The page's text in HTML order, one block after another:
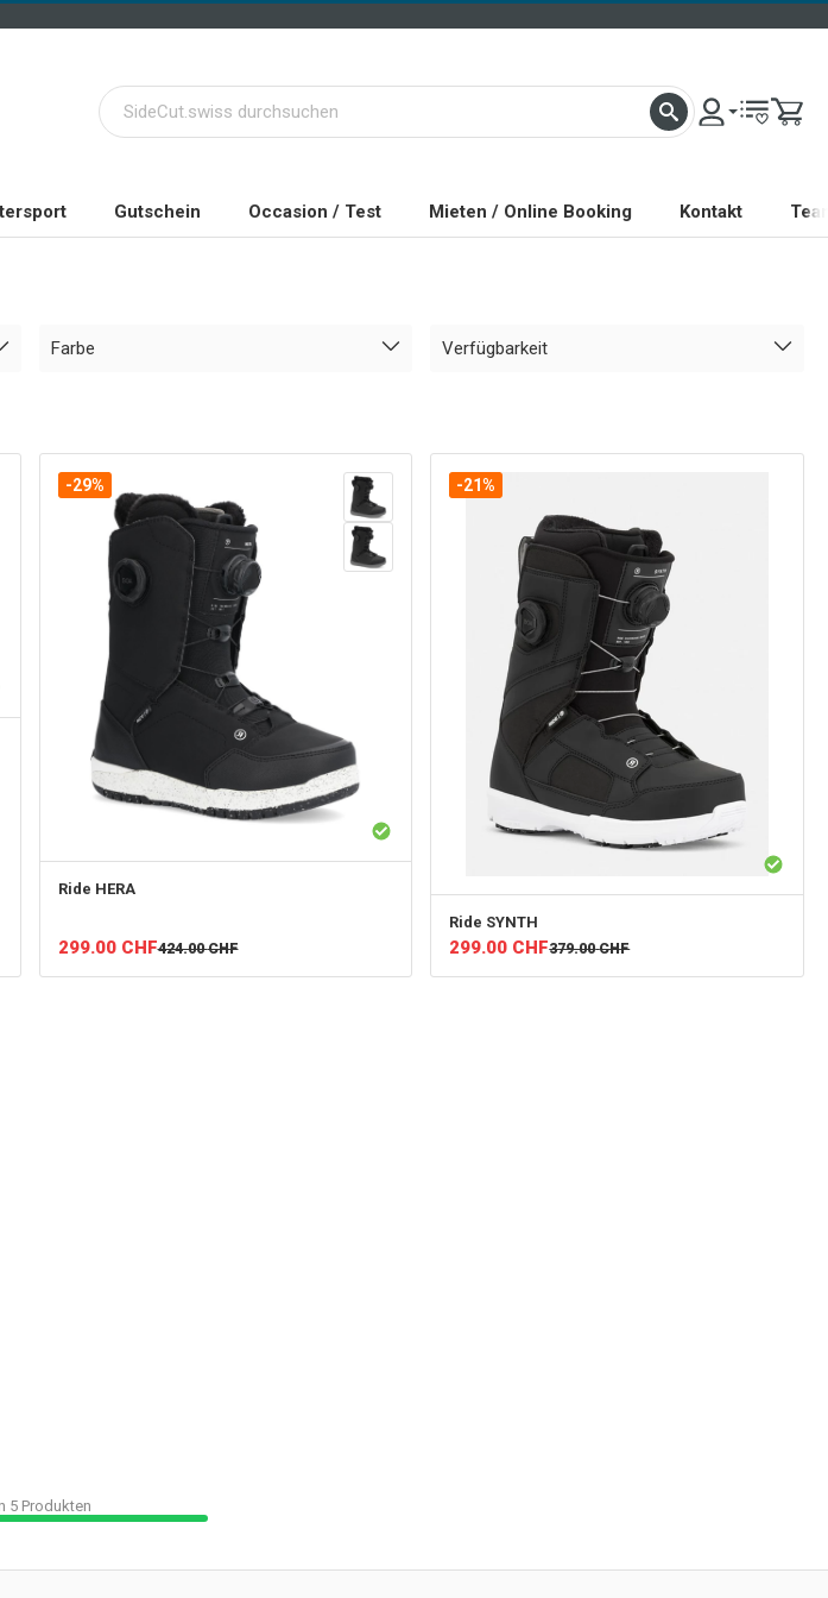
Gutschein Occasion / Test Mieten / Online Booking Kontakt
Farbe Verfügbarkeit
-29%
Ride HERA
299.00 CHF424.00 CHF
-21%
Ride SYNTH
299.00 CHF379.00 CHF
5Produkten